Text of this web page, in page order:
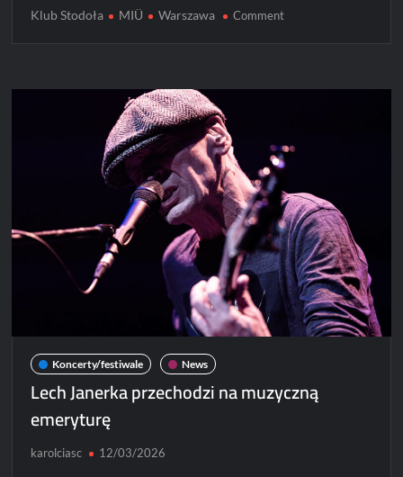
Klub Stodoła MIÜ Warszawa Commenton
warszawskiej
Koncerty/festiwale News
Lech Janerka przechodzi na muzyczną
emeryturę
karolciasc 12/03/2026